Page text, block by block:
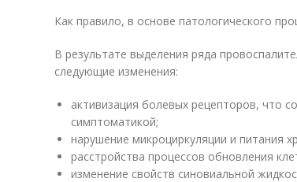
Как правило, в основе патологического
В результате выделения ряда
следующие изменения:
активизация болевых рецепторов, что
симптоматикой;
нарушение микроциркуляции и питания
расстройства процессов обновления
изменение свойств синовиальной